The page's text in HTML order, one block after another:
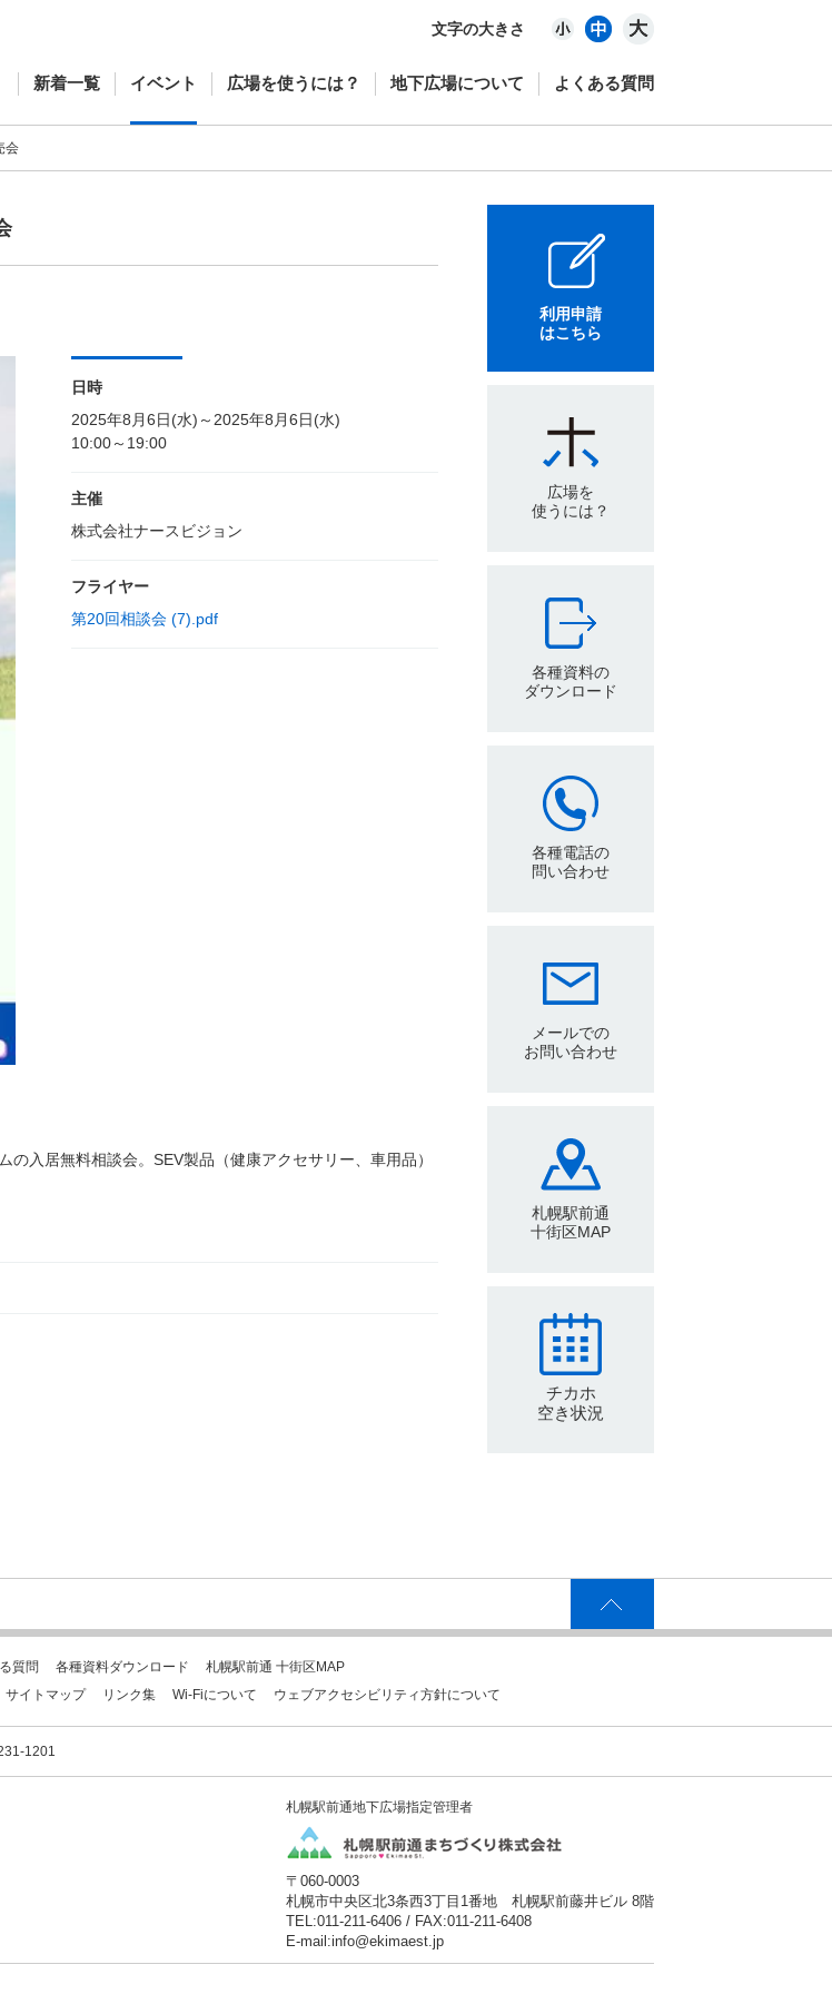
文字の大きさ
新着一覧 イベント 広場を使うには？ 地下広場について よくある質問
会
日時
2025年8月6日(水)～2025年8月6日(水)
10:00～19:00
主催
株式会社ナースビジョン
フライヤー
第20回相談会 (7).pdf
入居無料相談会。SEV製品（健康アクセサリー、車用品）
利用申請
はこちら
広場を
使うには？
各種資料の
ダウンロード
各種電話の
問い合わせ
メールでの
お問い合わせ
札幌駅前通
十街区MAP
チカホ
空き状況
質問 各種資料ダウンロード
札幌駅前通 十街区MAP
サイトマップ リンク集 Wi-Fiについて ウェブアクセシビリティ方針について
1201
札幌駅前通地下広場指定管理者
〒060-0003
札幌市中央区北3条西3丁目1番地 札幌駅前藤井ビル 8階
TEL:011-211-6406 / FAX:011-211-6408
E-mail:info@ekimaest.jp